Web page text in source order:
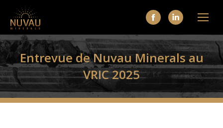
La
page
Facebook
s'ouvre
dans
une
La
page
LinkedIn
s'ouvre
dans
une
Entrevue de Nuvau Minerals au
VRIC 2025